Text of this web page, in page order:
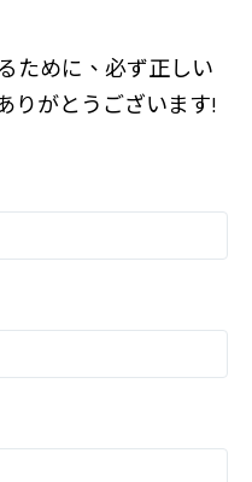
ために、必ず正しい
りがとうございます!